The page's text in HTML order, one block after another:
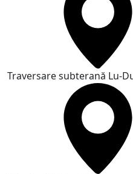
Traversare subterană Lu-